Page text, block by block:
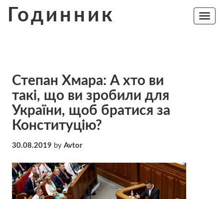
Годинник
Toggle
Степан Хмара: А хто ви
такі, що ви зробили для
України, щоб братися за
Конституцію?
30.08.2019 by Avtor